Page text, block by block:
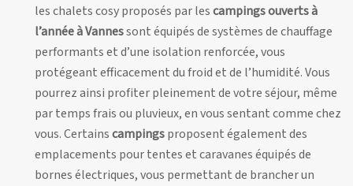
les chalets cosy proposés par lescampings ouverts à
l’année à Vannessont équipés de systèmes de chauffage
performants et d’une isolation renforcée, vous
protégeant efficacement du froid et de l’humidité. Vous
pourrez ainsi profiter pleinement de votre séjour, même
par temps frais ou pluvieux, en vous sentant comme chez
vous. Certainscampingsproposent également des
emplacements pour tentes et caravanes équipés de
bornes électriques, vous permettant de brancher un